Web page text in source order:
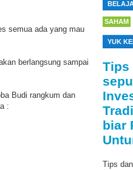
semua ada yang mau
berlangsung sampai
Budi rangkum dan
:
SAHAM
YUK
Tips
biar
Tips